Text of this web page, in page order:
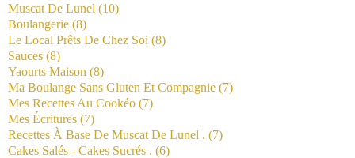
Muscat De Lunel (10)
Boulangerie (8)
Le Local Prêts De Chez Soi (8)
Sauces (8)
Yaourts Maison (8)
Ma Boulange Sans Gluten Et Compagnie (7)
Mes Recettes Au Cookéo (7)
Mes Écritures (7)
Recettes À Base De Muscat De Lunel . (7)
Cakes Salés - Cakes Sucrés . (6)